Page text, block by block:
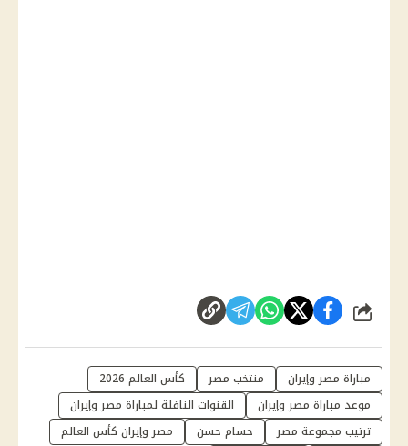
شارك
مباراة مصر وإيران منتخب مصر
كأس العالم 2026
موعد مباراة مصر وإيران
القنوات الناقلة لمباراة مصر وإيران
ترتيب مجموعة مصر
حسام حسن
مصر وإيران كأس العالم